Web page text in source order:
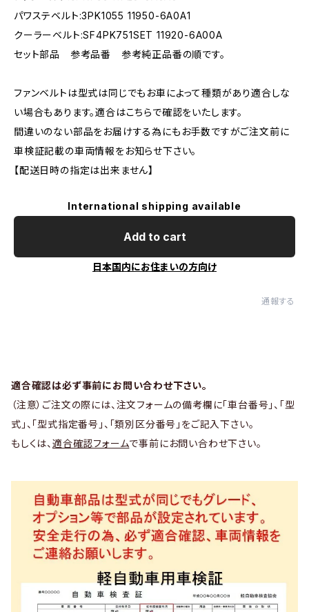
パワステベルト:3PK1055 11950-6A0A1
クーラーベルト:SF4PK751SET 11920-6A00A
セット部品 参考品番 参考純正品番の順です。
ファンベルトは型式は同じでもお車によって種類があり適合しな
い場合もあります。適合はこちらで確認をいたします。
間違いのない部品をお届けする為にもお手数ですがご注文前に
車検証記載の車両情報をお知らせ下さい。
【配送日時の指定は出来ません】
International shipping available
Add to cart
日本国内にお住まいの方向け
通報する
適合確認は必ず事前にお問い合わせ下さい。
（注意）ご注文の際には、注文フォームの備考欄に「車台番号」、「型
式」、「型式指定番号」、「類別区分番号」をご記入下さい。
もしくは、 適合確認フォームで事前にお問い合わせ下さい。